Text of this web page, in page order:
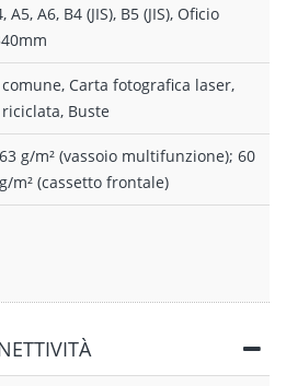
A5, A6, B4 (JIS), B5 (JIS), Oficio
Carta fotografica laser,
Buste
g/m² (vassoio multifunzione); 60
m² (cassetto frontale)